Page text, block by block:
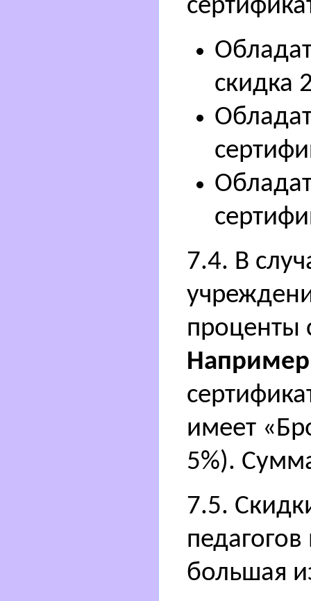
скидка
7.4. В
проценты
имеет
5%).
7.5.
большая